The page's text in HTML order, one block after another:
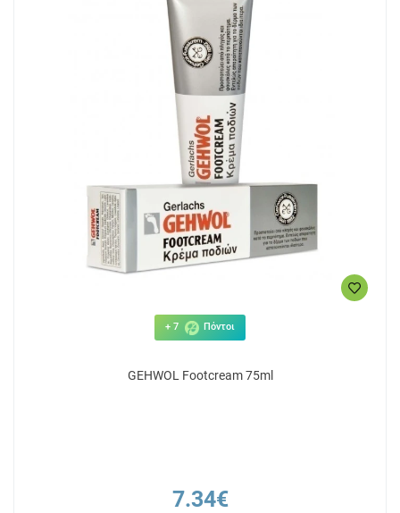
+ 7 Πόντοι
GEHWOL Footcream 75ml
7.34€